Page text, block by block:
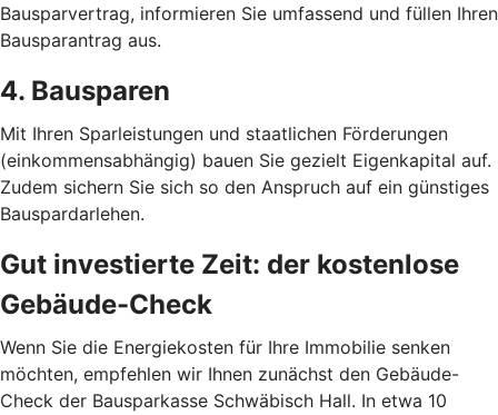
Bausparvertrag, informieren Sie umfassend und füllen Ihren
Bausparantrag aus.
4. Bausparen
Mit Ihren Sparleistungen und staatlichen Förderungen
(einkommensabhängig) bauen Sie gezielt Eigenkapital auf.
Zudem sichern Sie sich so den Anspruch auf ein günstiges
Bauspardarlehen.
Gut investierte Zeit: der kostenlose
Gebäude-Check
Wenn Sie die Energiekosten für Ihre Immobilie senken
möchten, empfehlen wir Ihnen zunächst den Gebäude-
Check der Bausparkasse Schwäbisch Hall. In etwa 10